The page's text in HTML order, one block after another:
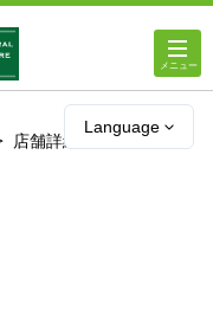
Language
店舗詳細